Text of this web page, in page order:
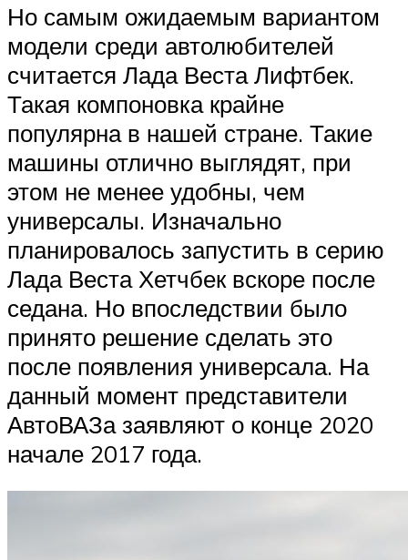
Но самым ожидаемым вариантом
модели среди автолюбителей
считается Лада Веста Лифтбек.
Такая компоновка крайне
популярна в нашей стране. Такие
машины отлично выглядят, при
этом не менее удобны, чем
универсалы. Изначально
планировалось запустить в серию
Лада Веста Хетчбек вскоре после
седана. Но впоследствии было
принято решение сделать это
после появления универсала. На
данный момент представители
АвтоВАЗа заявляют о конце 2020
начале 2017 года.